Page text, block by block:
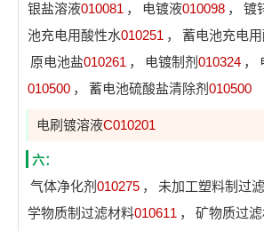
银盐溶液010081 ， 电镀液010098 ， 镀
池充电用酸性水010251 ， 蓄电池充电
原电池盐010261 ， 电镀制剂 010324 ，
010500 ， 蓄电池硫酸盐清除剂 010500
电刷镀溶液C010201
六：
气体净化剂 010275 ， 未加工塑料制过
学物质制过滤材料010611 ， 矿物质过